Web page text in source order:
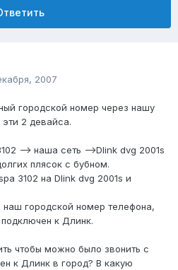
2007
городской номер через нашу
2 девайса.
--> наша сеть -->Dlink dvg 2001s
плясок с бубном.
3102 на Dlink dvg 2001s и
наш городской номер телефона,
к Длинк.
чтобы можно было звонить с
к Длинк в город? В какую